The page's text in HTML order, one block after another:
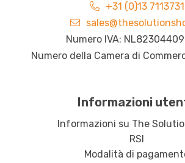
+31 (0)13 7113731
Numero IVA:
Numero della Camera di
Informazioni
Informazioni su The
RSI
Modalità di